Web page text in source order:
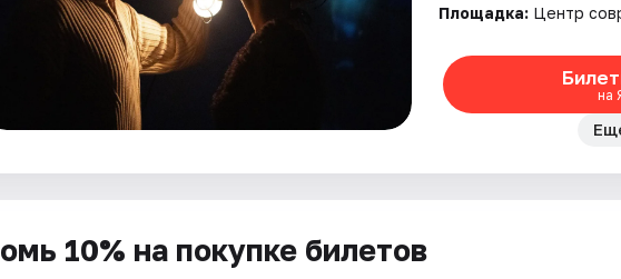
Площадка: Центр
на
10% на покупке билетов